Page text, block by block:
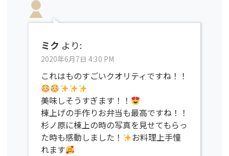
ミク より:
2020年6月7日 4:30 PM
これはものすごいクオリティですね！！
美味しそうすぎます！！
棟上げの手作りお弁当も最高ですね！！
杉ノ原に棟上の時の写真を見せてもらっ
た時も感動しました！
お料理上手憧
れます